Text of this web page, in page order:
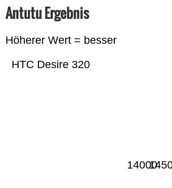
Antutu Ergebnis
Höherer Wert = besser
HTC Desire 320
14000